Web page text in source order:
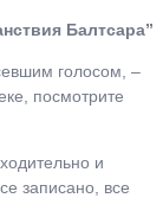
Балтсара”
голосом, –
посмотрите
и
записано, все